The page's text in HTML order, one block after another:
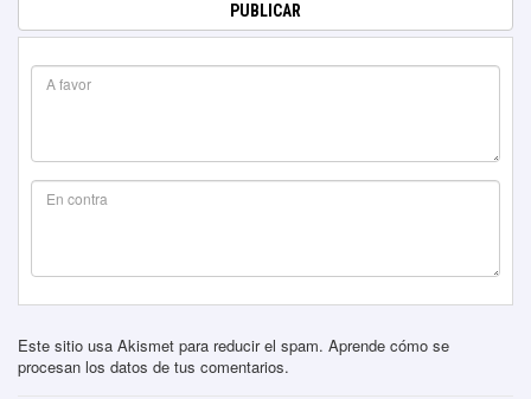
Este sitio usa Akismet para reducir el spam. Aprende cómo se
procesan los datos de tus comentarios.